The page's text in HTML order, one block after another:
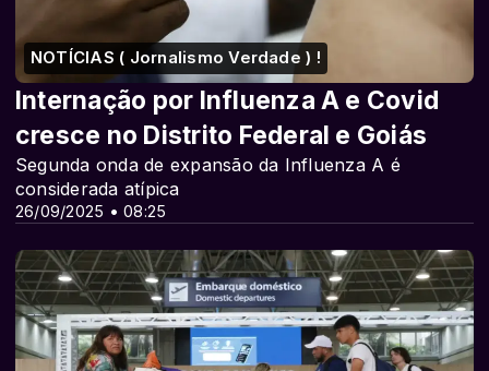
NOTÍCIAS ( Jornalismo Verdade ) !
26/09/2025 • 08:25
Internação por Influenza A e Covid
cresce no Distrito Federal e Goiás
Segunda onda de expansão da Influenza A é
considerada atípica